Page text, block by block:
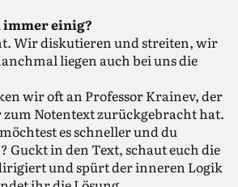
immer einig?
Wir diskutieren und streiten, wir
liegen auch bei uns die
wir oft an Professor Krainev, der
Notentext zurückgebracht hat.
es schneller und du
Guckt in den Text, schaut euch die
und spürt der inneren Logik